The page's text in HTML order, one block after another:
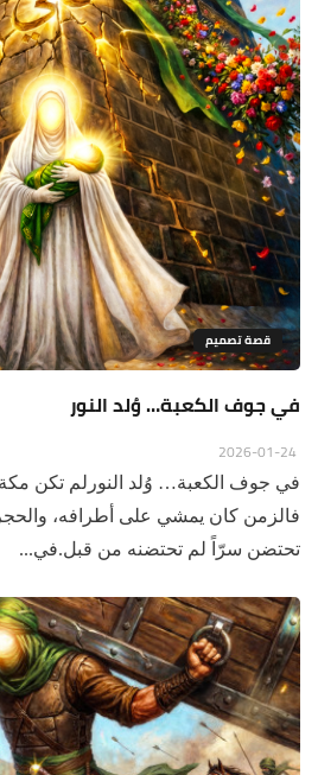
قصة تصميم
في جوف الكعبة… وُلد النور
في جوف الكعبة… وُلد النورلم تكن مكة
فالزمن كان يمشي على أطرافه،
تحتضن سرّاً لم تحتضنه من قبل.في...